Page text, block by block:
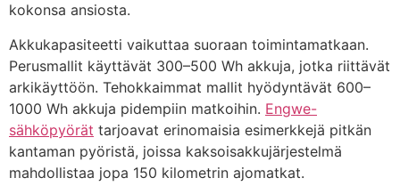
kokonsa ansiosta.
Akkukapasiteetti vaikuttaa suoraan toimintamatkaan.
Perusmallit käyttävät 300–500 Wh akkuja, jotka riittävät
arkikäyttöön. Tehokkaimmat mallit hyödyntävät 600–
1000 Wh akkuja pidempiin matkoihin. Engwe-
sähköpyörät tarjoavat erinomaisia esimerkkejä pitkän
kantaman pyöristä, joissa kaksoisakkujärjestelmä
mahdollistaa jopa 150 kilometrin ajomatkat.